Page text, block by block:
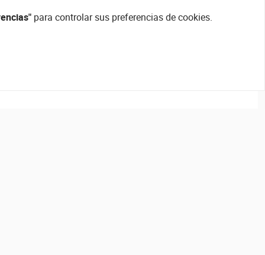
para controlar sus preferencias de cookies.